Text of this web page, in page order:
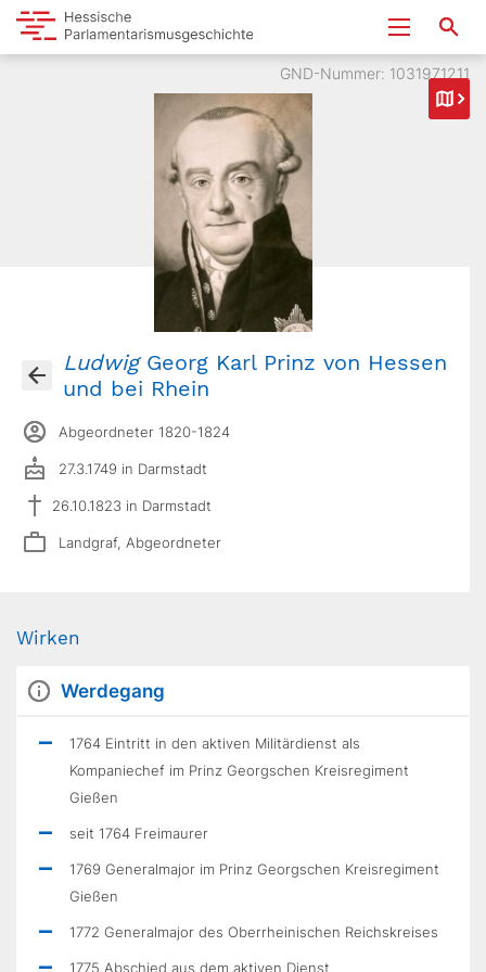
GND-Nummer: 1031971211
LudwigGeorg Karl Prinz von Hessen
und bei Rhein
Abgeordneter 1820-1824
27.3.1749 in Darmstadt
26.10.1823 in Darmstadt
Landgraf, Abgeordneter
Wirken
Werdegang
1764 Eintritt in den aktiven Militärdienst als
Kompaniechef im Prinz Georgschen Kreisregiment
Gießen
seit 1764 Freimaurer
1769 Generalmajor im Prinz Georgschen Kreisregiment
Gießen
1772 Generalmajor des Oberrheinischen Reichskreises
1775 Abschied aus dem aktiven Dienst